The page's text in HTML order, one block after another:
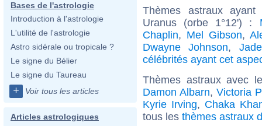
Bases de l'astrologie
Introduction à l'astrologie
L'utilité de l'astrologie
Astro sidérale ou tropicale ?
Le signe du Bélier
Le signe du Taureau
+ Voir tous les articles
Articles astrologiques
Thèmes astraux
Uranus (orbe 1°12') :
Chaplin, Mel Gibson,
Dwayne Johnson,
célébrités ayant cet
Thèmes astraux avec
Damon Albarn, Victoria
Kyrie Irving, Chaka
tous les thèmes astraux